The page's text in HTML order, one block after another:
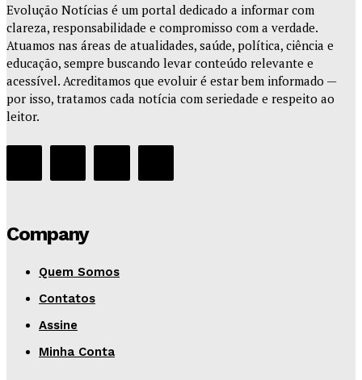
Evolução Notícias é um portal dedicado a informar com
clareza, responsabilidade e compromisso com a verdade.
Atuamos nas áreas de atualidades, saúde, política, ciência e
educação, sempre buscando levar conteúdo relevante e
acessível. Acreditamos que evoluir é estar bem informado —
por isso, tratamos cada notícia com seriedade e respeito ao
leitor.
Company
Quem Somos
Contatos
Assine
Minha Conta